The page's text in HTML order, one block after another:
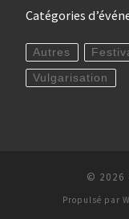
Catégories
Autres
Vulgarisation
© 2026
Propulsé par